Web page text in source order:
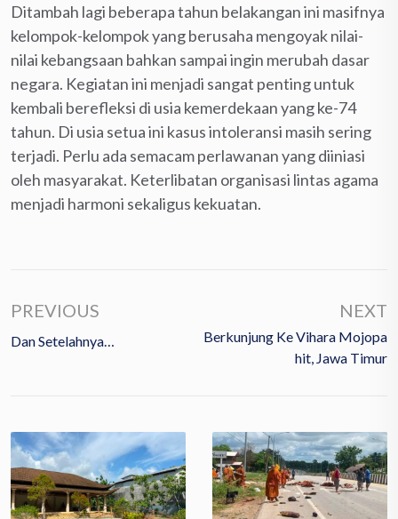
Ditambah lagi beberapa tahun belakangan ini masifnya
kelompok-kelompok yang berusaha mengoyak nilai-
nilai kebangsaan bahkan sampai ingin merubah dasar
negara. Kegiatan ini menjadi sangat penting untuk
kembali berefleksi di usia kemerdekaan yang ke-74
tahun. Di usia setua ini kasus intoleransi masih sering
terjadi. Perlu ada semacam perlawanan yang diiniasi
oleh masyarakat. Keterlibatan organisasi lintas agama
menjadi harmoni sekaligus kekuatan.
PREVIOUS
Dan Setelahnya…
NEXT
Berkunjung Ke Vihara Mojopa
Hit, Jawa Timur